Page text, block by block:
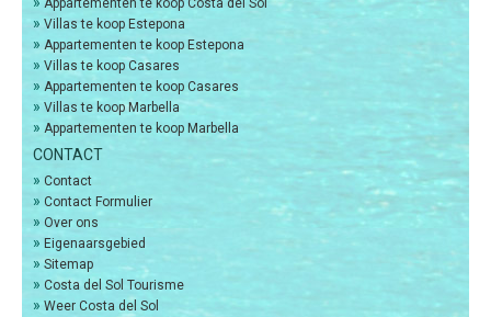
Appartementen te koop Costa del Sol
» Villas te koop Estepona
» Appartementen te koop Estepona
» Villas te koop Casares
» Appartementen te koop Casares
» Villas te koop Marbella
» Appartementen te koop Marbella
CONTACT
» Contact
» Contact Formulier
» Over ons
» Eigenaarsgebied
» Sitemap
» Costa del Sol Tourisme
» Weer Costa del Sol